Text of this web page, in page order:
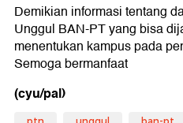
Demikian informasi tentang
Unggul BAN-PT yang bisa
menentukan kampus pada
Semoga bermanfaat
(cyu/pal)